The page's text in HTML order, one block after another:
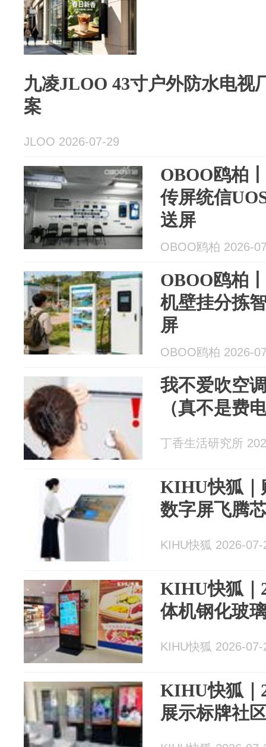
九凌JLOO 43寸户外防水电视
案
JLOO 2026-07-29
OBOO鸥柏
传屏统信
送屏
OBOO鸥柏 2026-
OBOO鸥柏
机壁挂分拣
屏
OBOO鸥柏 2026-
我不爱吹空
（真不是费
丁香生活研究所
KIHU快狐｜
数字屏飞腾
KIHU快狐 2026-07-
KIHU快狐｜
体机钢化玻
KIHU快狐 2026-07-
KIHU快狐｜
展示标牌社